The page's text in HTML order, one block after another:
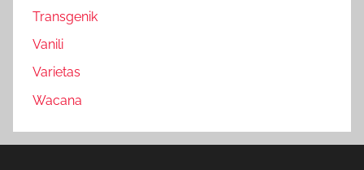
Transgenik
Vanili
Varietas
Wacana